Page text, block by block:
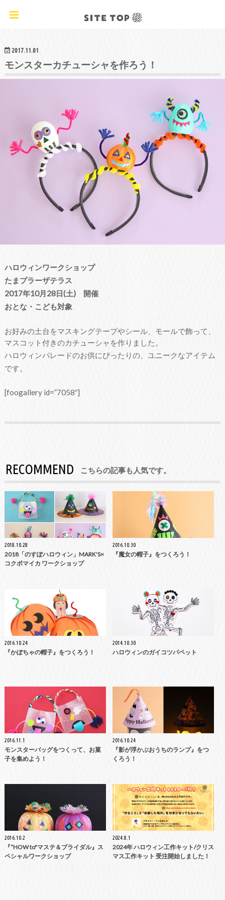
2017.11.01
モンスターカチューシャを作ろう！
ハロウィンワークショップ
たまプラーザテラス
2017年10月28日(土) 開催
おとな・こども対象
お好みの土台をマスキングテープやシール、モールで飾って、
マスコット付きのカチューシャを作りました。
ハロウィンパレードのお供にぴったりの、ユニークなアイテム
です。
[foogallery id=”7058″]
RECOMMEND こちらの記事も人気です。
2018.10.28
2018「のすぽハロウィン」MARK'S×
コクボマイカ ワークショップ
2016.10.30
『魔女の帽子』をつくろう！
2016.10.24
『かぼちゃの帽子』をつくろう！
2014.10.30
ハロウィンのガイコツパペット
2016.11.1
モンスターバッグをつくって、お菓
子を集めよう！
2016.10.24
『影が浮かぶおうちのランプ』をつ
くろう！
2016.10.2
『“HOW to"マステ＆ブライダル』ス
ペシャルワークショップ
2024.8.1
2024年 ハロウィン工作キット/クリス
マス工作キット 受注開始しました！